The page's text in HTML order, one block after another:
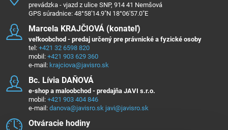
prevádzka - vjazd z ulice SNP, 914 41 Nemšová
GPS súradnice: 48°58'14.9"N 18°06'57.0"E
Marcela KRAJČIOVÁ (konateľ)
veľkoobchod - predaj určený pre právnické a fyzické osoby
tel: +421 32 6598 820
mobil: +421 903 629 360
e-mail: krajciova@javisro.sk
Bc​. Lívia DAŇOVÁ
e-shop a maloobchod - predajňa JAVI s.r.o.
mobil: +421 903 404 846
e-mail: danova@javisro.sk javi@javisro.sk
Otváracie hodiny